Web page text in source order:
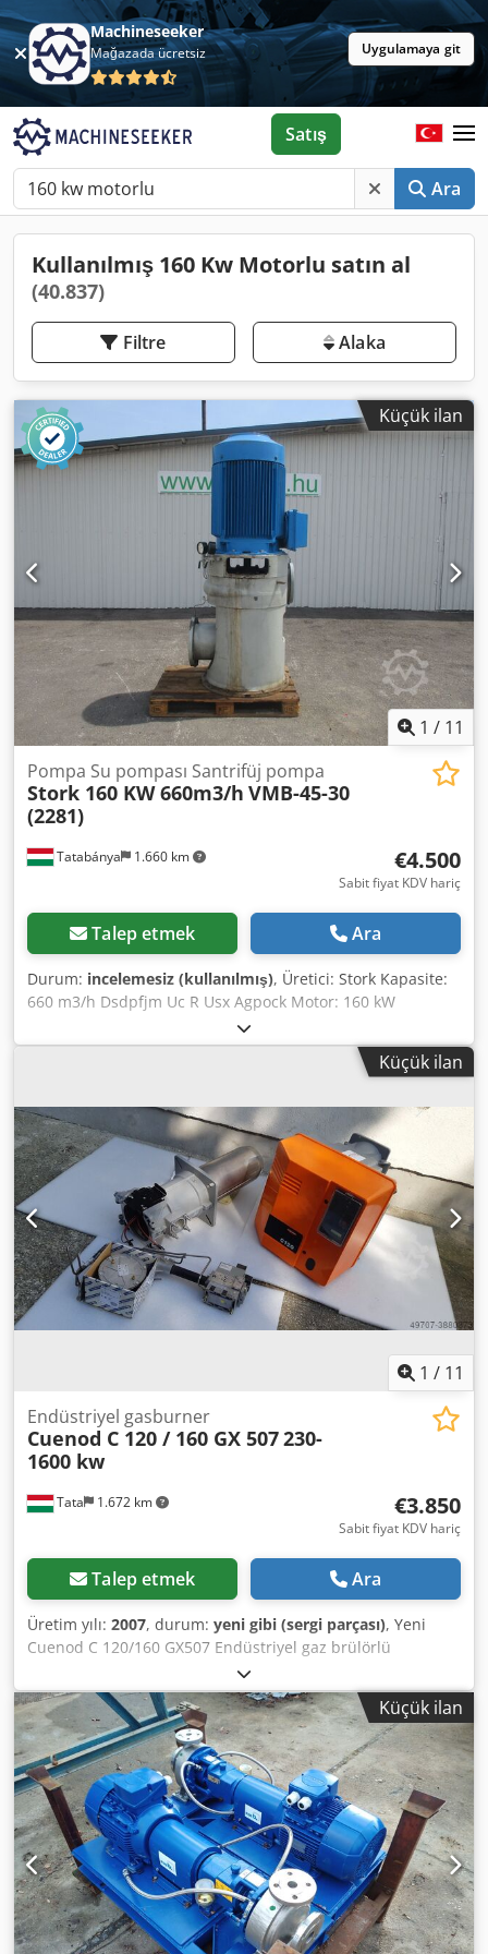
Machineseeker
Mağazada ücretsiz Uygulamaya git
Ara
Satış
Kullanılmış 160 Kw Motorlu satın al
(40.837)
Filtre Alaka
Küçük ilan
1 / 11
Tatabánya 1.660 km
Pompa Su pompası Santrifüj pompa
Stork 160 KW 660m3/h VMB-45-30
(2281)
€4.500
Sabit fiyat KDV hariç
Talep etmek Ara
Durum: incelemesiz (kullanılmış), Üretici: Stork Kapasite:
660 m3/h Dsdpfjm Uc R Usx Agpock Motor: 160 kW
Küçük ilan
1 / 11
Tata 1.672 km
Endüstriyel gasburner
Cuenod C 120 / 160 GX 507230-
1600 kw
€3.850
Sabit fiyat KDV hariç
Talep etmek Ara
Üretim yılı: 2007, durum: yeni gibi (sergi parçası), Yeni
Cuenod C 120/160 GX507 Endüstriyel gaz brülörlü
satılmaya hazır Performans denetimi sorunsuz iki adım
olduğunu; modüle edilmiş Kullanılan yakıt gaz G20 Max
güç 1600 kW En az güç 230 kW Meme çapı 227 mm'dir
Dungs mb-vef 407 b01 s30 yanma regülatörü Fan motor
gücü 2.4kw Gerilimi: 230 / 400V 2kW 50HZ IP47 Gaz basıncı:
dk 20 mbar / maksimum 360mbar 109 kg ağırlık üretim yılı
2007 Gaz yakıcı CUENOD yenilikçi teknoloji ile istikrarlı Gaz-
hava karışımı ve emisyonları düşük düzeyde tarafından
geliştirilmiştir. • Özel tasarlanmış başlığı içeren azot
oksitler aşağıda 80 mg / kWh. • Çok düşük gürültü seviyesi
(Kapalı havalandırma sistemi). • Yanma işlemi en iyi
duruma getirmek için RHP® sistemle havalandırma. •
Enine fan ile kübik tasarım. • Şönt geçerli iyonize ölçmek
Küçük ilan